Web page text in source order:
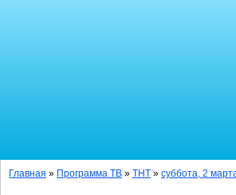
Главная » Программа ТВ » ТНТ » суббота, 2